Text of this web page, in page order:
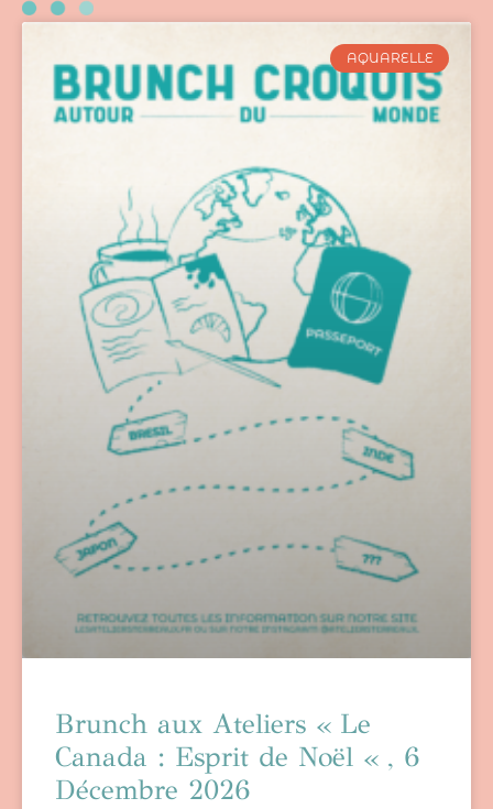
AQUARELLE
Brunch aux Ateliers « Le
Canada : Esprit de Noël « , 6
Décembre 2026